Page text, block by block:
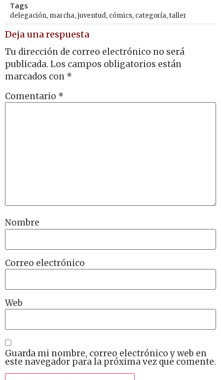
Tags
delegación, marcha,juventud, cómics, categoría,taller
Deja una respuesta
Tu dirección de correo electrónico no será
publicada. Los campos obligatorios están
marcados con *
Comentario *
Nombre
Correo electrónico
Web
Guarda mi nombre, correo electrónico y web en
este navegador para la próxima vez que comente.